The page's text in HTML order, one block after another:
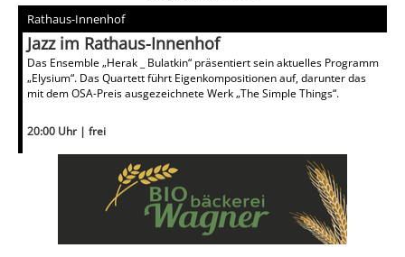
Rathaus-Innenhof
Jazz im Rathaus-Innenhof
Das Ensemble „Herak _ Bulatkin“ präsentiert sein aktuelles Programm
„Elysium“. Das Quartett führt Eigenkompositionen auf, darunter das
mit dem OSA-Preis ausgezeichnete Werk „The Simple Things“.
20:00 Uhr | frei